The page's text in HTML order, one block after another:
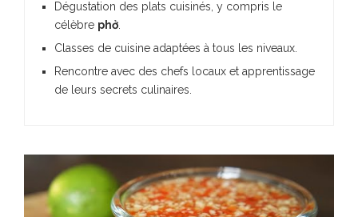
Dégustation des plats cuisinés, y compris le
célèbre phở
Classes de cuisine adaptées à tous les niveaux.
Rencontre avec des chefs locaux et apprentissage
de leurs secrets culinaires.